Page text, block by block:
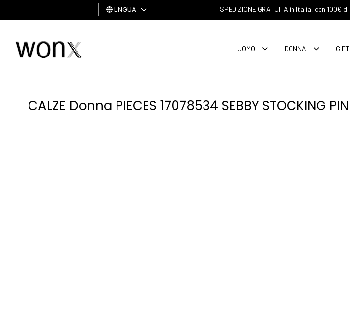
UOMO
LINGUA SPEDIZIONE GRATUITA in Italia, con 100€
UOMO DONNA
CALZE Donna PIECES 17078534 SEBBY STOCKING